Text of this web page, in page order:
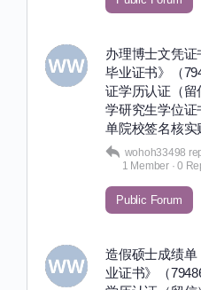
办理博士文凭
毕业证书》（
证学历认证（
学研究生学位
单院校签名核
wohoh33498
1 Member · 0
Public Forum
造假硕士成绩
业证书》（